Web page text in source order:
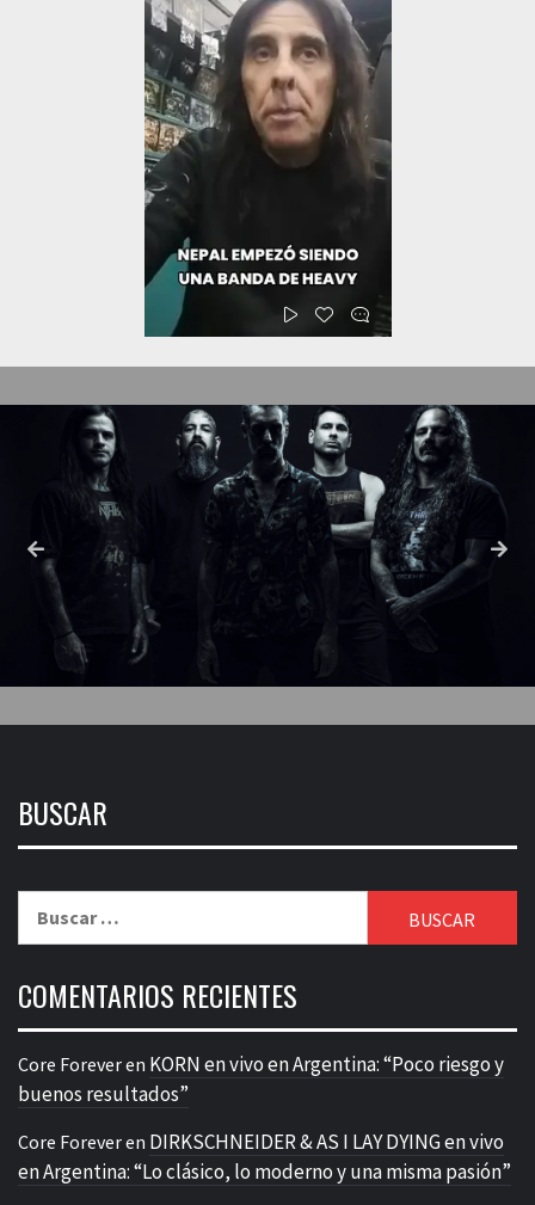
BUSCAR
COMENTARIOS RECIENTES
Core Foreveren KORN en vivo en Argentina: “Poco riesgo y
buenos resultados”
Core Foreveren DIRKSCHNEIDER & AS I LAY DYING en vivo
en Argentina: “Lo clásico, lo moderno y una misma pasión”